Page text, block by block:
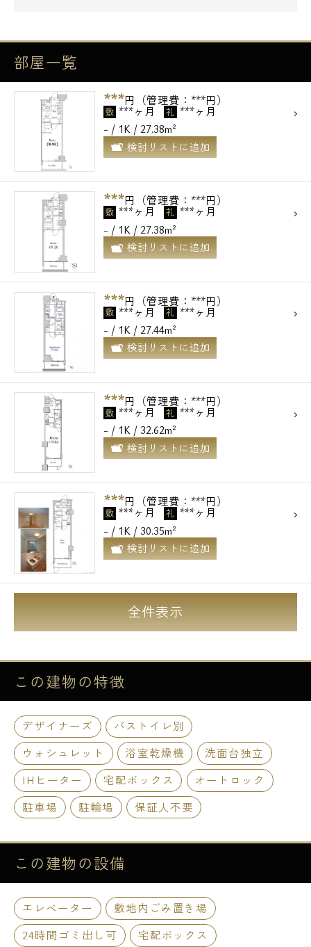
部屋一覧
***円（管理費：***円）
敷 ***ヶ月 礼 ***ヶ月
- / 1K / 27.38m²
検討リストに追加
***円（管理費：***円）
敷 ***ヶ月 礼 ***ヶ月
- / 1K / 27.38m²
検討リストに追加
***円（管理費：***円）
敷 ***ヶ月 礼 ***ヶ月
- / 1K / 27.44m²
検討リストに追加
***円（管理費：***円）
敷 ***ヶ月 礼 ***ヶ月
- / 1K / 32.62m²
検討リストに追加
***円（管理費：***円）
敷 ***ヶ月 礼 ***ヶ月
- / 1K / 30.35m²
検討リストに追加
全件表示
この建物の特徴
デザイナーズ
バストイレ別
ウォシュレット
浴室乾燥機
洗面台独立
IHヒーター
宅配ボックス
オートロック
駐車場
駐輪場 保証人不要
この建物の設備
エレベーター
敷地内ごみ置き場
24時間ゴミ出し可
宅配ボックス